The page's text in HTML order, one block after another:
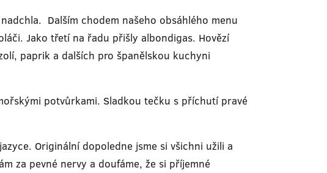
Dalším chodem našeho obsáhlého menu
Jako třetí na řadu přišly albondigas. Hovězí
paprik a dalších pro španělskou kuchyni
potvůrkami. Sladkou tečku s příchutí pravé
Originální dopoledne jsme si všichni užili a
za pevné nervy a doufáme, že si příjemné